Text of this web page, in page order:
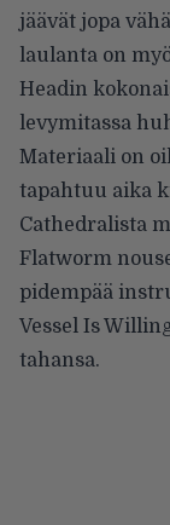
jäävät jopa
laulanta on
Headin
levymitassa
Materiaali on
tapahtuu aika
Cathedralista
Flatworm
pidempää
Vessel Is
tahansa.